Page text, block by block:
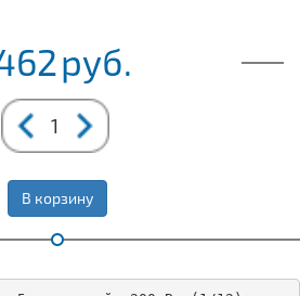
руб.
В корзину